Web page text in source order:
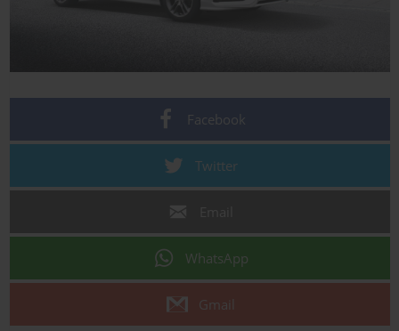
Facebook
Twitter
WhatsApp
Gmail